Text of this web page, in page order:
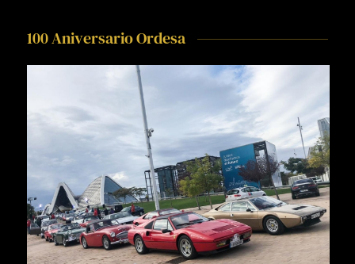
100 Aniversario Ordesa